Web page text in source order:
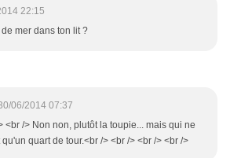
22:15
mer dans ton lit ?
06/2014 07:37
<br /> Non non, plutôt la toupie... mais qui ne
qu'un quart de tour.<br /> <br /> <br /> <br />